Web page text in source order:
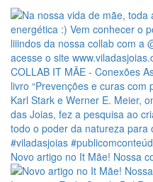
Novo artigo no It Mãe! Nossa